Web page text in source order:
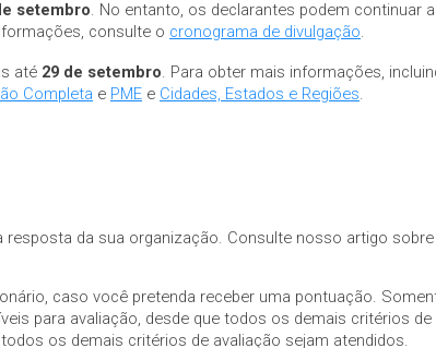
setembro . No entanto, os declarantes podem continuar
consulte o cronograma de divulgação
até 29 de setembro . Para obter mais informações,
Completa e PME e Cidades, Estados e Regiões
da sua organização. Consulte nosso artigo sobre
caso você pretenda receber uma pontuação.
para avaliação, desde que todos os demais critérios de
os demais critérios de avaliação sejam atendidos.